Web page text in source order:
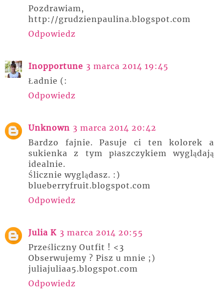
Pozdrawiam,
http://grudzienpaulina.blogspot.com
Odpowiedz
Inopportune 3 marca 2014 19:45
Ładnie (:
Odpowiedz
Unknown 3 marca 2014 20:42
Bardzo fajnie. Pasuje ci ten kolorek a
sukienka z tym płaszczykiem wyglądają
idealnie.
Ślicznie wyglądasz. :)
blueberryfruit.blogspot.com
Odpowiedz
Julia K 3 marca 2014 20:55
Prześliczny Outfit ! <3
Obserwujemy ? Pisz u mnie ;)
juliajuliaa5.blogspot.com
Odpowiedz